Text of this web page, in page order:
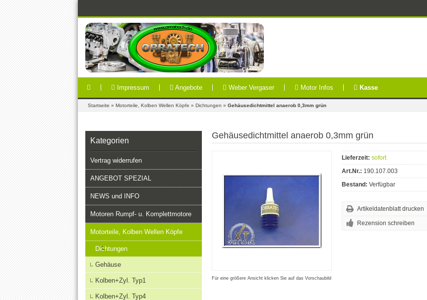
Impressum Angebote Weber Vergaser Motor Infos Kasse
Startseite » Motorteile, Kolben Wellen Köpfe » Dichtungen » Gehäusedichtmittel anaerob 0,3mm grün
Kategorien
Vertrag widerrufen
ANGEBOT SPEZIAL
NEWS und INFO
Motoren Rumpf- u. Komplettmotore
Motorteile, Kolben Wellen Köpfe
Dichtungen
Gehäuse
Kolben+Zyl. Typ1
Kolben+Zyl. Typ4
Gehäusedichtmittel anaerob 0,3mm grün
Für eine größere Ansicht klicken Sie auf das Vorschaubild
Lieferzeit: sofort
Art.Nr.: 190.107.003
Bestand: Verfügbar
Artikeldatenblatt drucken
Rezension schreiben